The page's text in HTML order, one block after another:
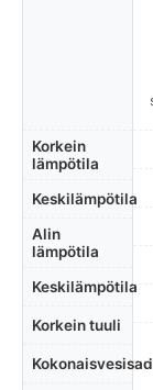
Korkein
lämpötila
Keskilämpötila
Alin
lämpötila
Keskilämpötila
Korkein tuuli